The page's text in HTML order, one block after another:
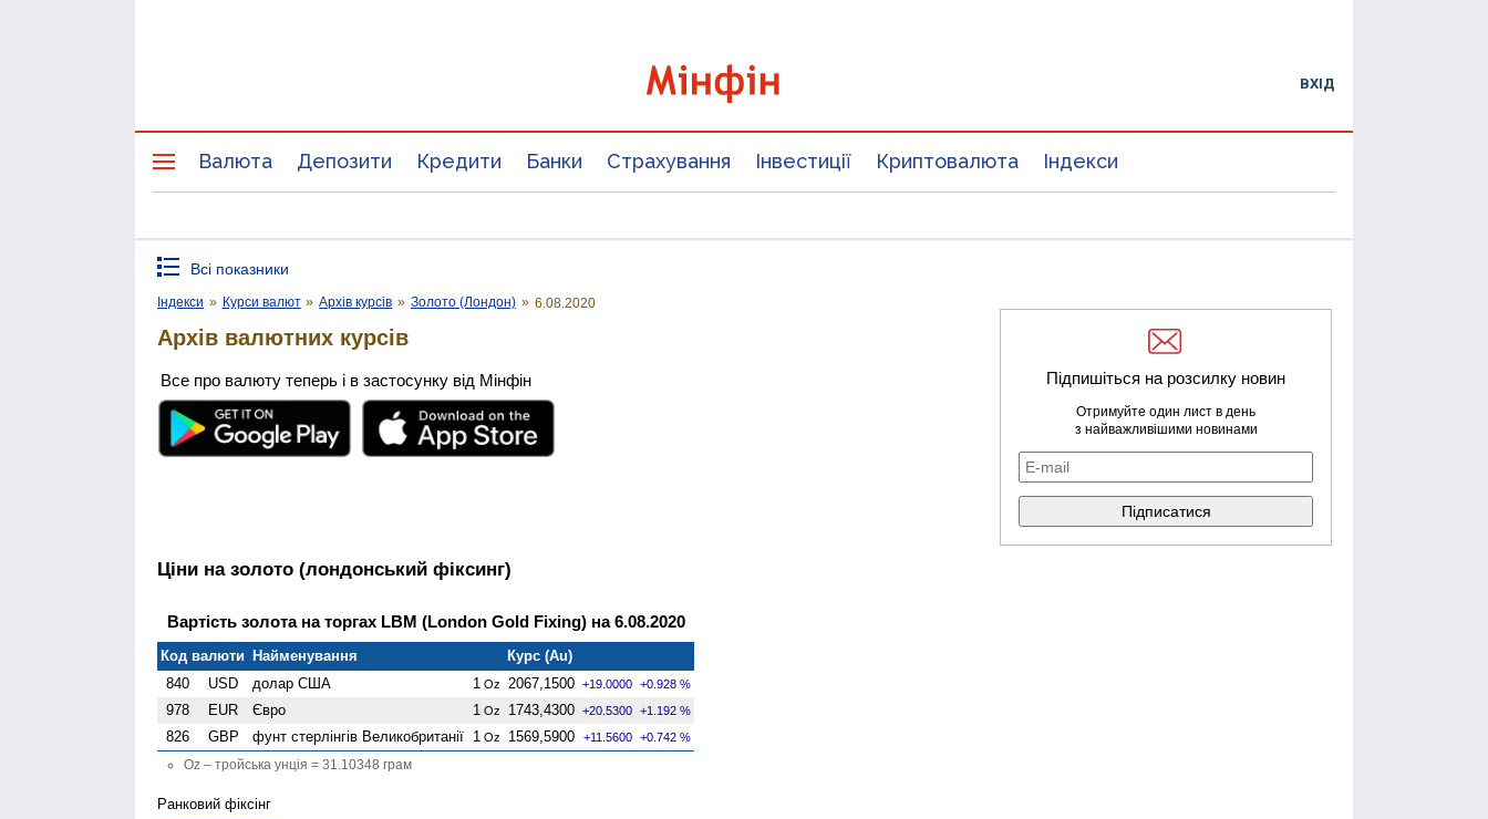
ВХІД
Валюта Депозити Кредити Банки Страхування Інвестиції Криптовалюта Індекси
Всі показники
Індекси » Курси валют » Архів курсів » Золото (Лондон) » 6.08.2020
Архів валютних курсів
Все про валюту теперь і в застосунку від Мінфін
Ціни на золото (лондонський фіксинг)
Вартість золота на торгах LBM (London Gold Fixing) на 6.08.2020
Код валюти Найменування
Курс (Au)
840
USD долар США 1 Oz 2067,1500 +19.0000 +0.928 %
978 EUR Євро 1 Oz 1743,4300 +20.5300 +1.192 %
826 GBP фунт стерлінгів Велико­британії 1 Oz 1569,5900 +11.5600 +0.742 %
Oz – тройська унція = 31.10348 грам
Ранковий фіксінг
Підпишіться на розсилку новин
Отримуйте один лист в день
з найважливішими новинами